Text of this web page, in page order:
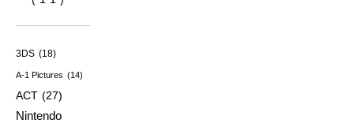
3DS (18)
A-1 Pictures (14)
ACT (27)
Nintendo